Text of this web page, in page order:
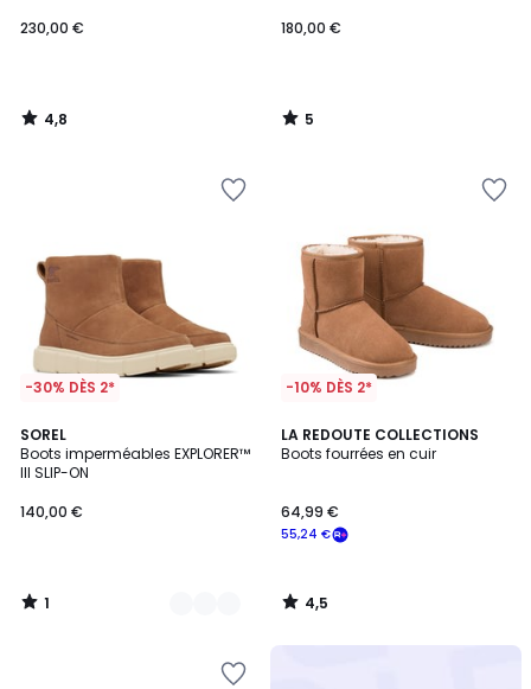
230,00 €
4,8
/
180,00 €
5
/
-30% DÈS 2*
SOREL
Boots imperméables EXPLORER™
III SLIP-ON
140,00 €
1
/
5
2
Couleurs
1
/
-10% DÈS 2*
LA REDOUTE COLLECTIONS
Boots fourrées en cuir
55,24 €
64,99 €
4,5
/ 5
4,5
/